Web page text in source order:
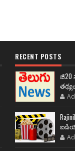
RECENT POSTS
జీ20